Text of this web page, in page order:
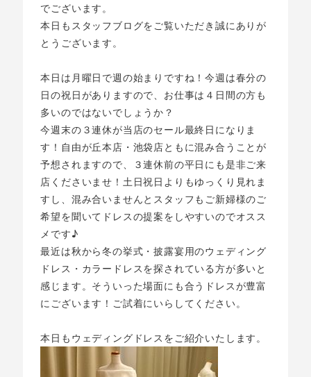
でございます。
本日もスタッフブログをご覧いただき誠にありが
とうございます。
本日は月曜日で週の始まりですね！今週は春分の
日の祝日がありますので、お仕事は４日間の方も
多いのではないでしょうか？
今週末の３連休が当店のセール最終日になりま
す！自由が丘本店・池袋店ともに混み合うことが
予想されますので、３連休前の平日にも是非ご来
店くださいませ！土日祝日よりもゆっくり見れま
すし、混み合いませんとスタッフもご新婦様のご
希望を聞いてドレスの提案をしやすいのでオスス
メです♪
最近は秋から冬の挙式・披露宴用のウェディング
ドレス・カラードレスを探されている方が多いと
感じます。そういった場面にも合うドレスが豊富
にございます！ご試着にいらしてください。
本日もウェディングドレスをご紹介いたします。